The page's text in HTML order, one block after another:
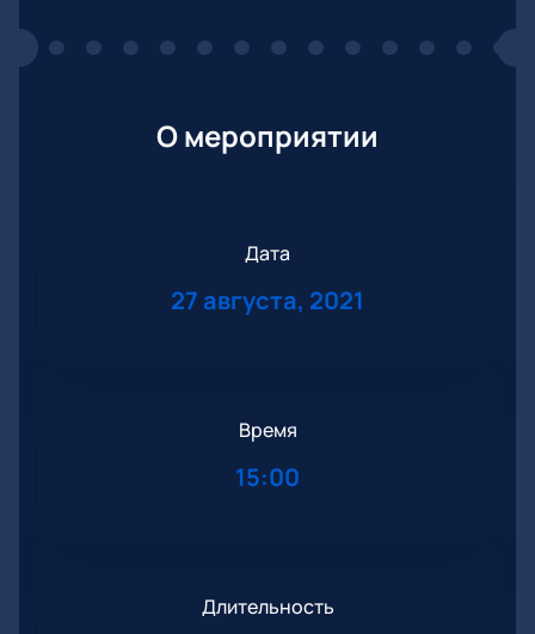
О мероприятии
Дата
27 августа, 2021
Время
15:00
Длительность